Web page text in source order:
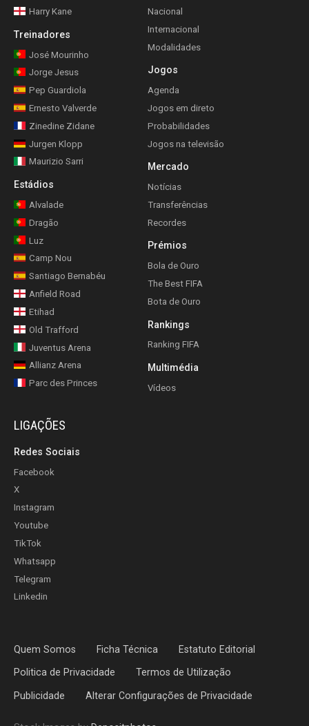
Harry Kane
Treinadores
José Mourinho
Jorge Jesus
Pep Guardiola
Ernesto Valverde
Zinedine Zidane
Jurgen Klopp
Maurizio Sarri
Estádios
Alvalade
Dragão
Luz
Camp Nou
Santiago Bernabéu
Anfield Road
Etihad
Old Trafford
Juventus Arena
Allianz Arena
Parc des Princes
Nacional
Internacional
Modalidades
Jogos
Agenda
Jogos em direto
Probabilidades
Jogos na televisão
Mercado
Notícias
Transferências
Recordes
Prémios
Bola de Ouro
The Best FIFA
Bota de Ouro
Rankings
Ranking FIFA
Multimédia
Vídeos
LIGAÇÕES
Redes Sociais
Facebook
X
Instagram
Youtube
TikTok
Whatsapp
Telegram
Linkedin
Quem Somos Ficha Técnica Estatuto Editorial
Politica de Privacidade Termos de Utilização
Publicidade Alterar Configurações de Privacidade